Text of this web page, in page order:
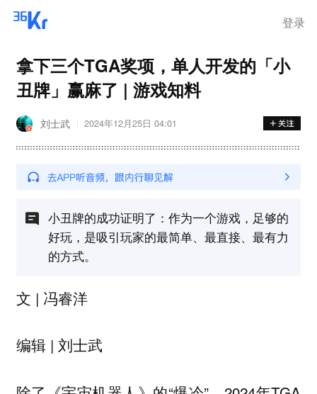
登录
拿下三个TGA奖项，单人开发的「小
丑牌」赢麻了 | 游戏知料
刘士武 2024年12月25日 04:01
小丑牌的成功证明了：作为一个游戏，足够的
好玩，是吸引玩家的最简单、最直接、最有力
的方式。
文 | 冯睿洋‍‍
编辑 | 刘士武